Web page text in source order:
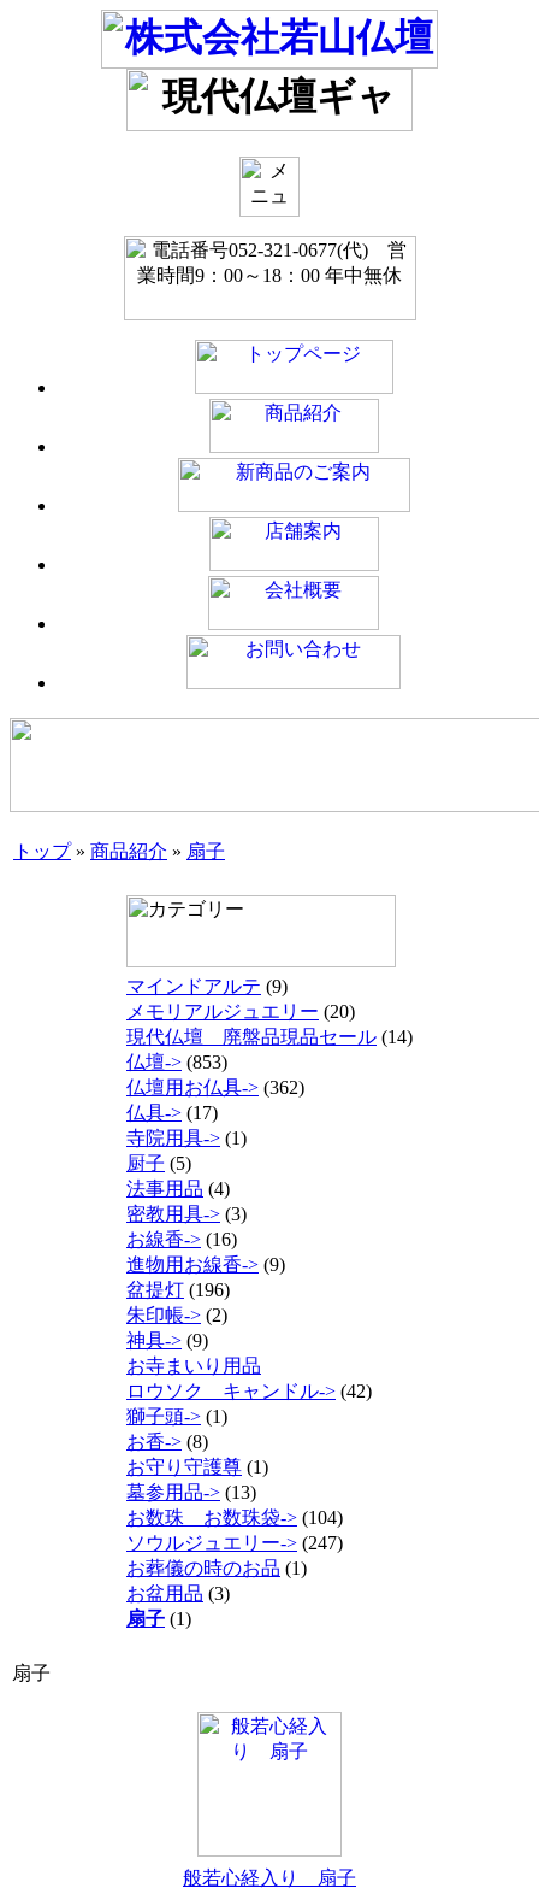
トップ» 商品紹介 » 扇子
マインドアルテ (9)
メモリアルジュエリー (20)
現代仏壇 廃盤品現品セール (14)
仏壇-> (853)
仏壇用お仏具-> (362)
仏具-> (17)
寺院用具-> (1)
厨子 (5)
法事用品 (4)
密教用具-> (3)
お線香-> (16)
進物用お線香-> (9)
盆提灯 (196)
朱印帳-> (2)
神具-> (9)
お寺まいり用品
ロウソク キャンドル-> (42)
獅子頭-> (1)
お香-> (8)
お守り守護尊 (1)
墓参用品-> (13)
お数珠 お数珠袋-> (104)
ソウルジュエリー-> (247)
お葬儀の時のお品 (1)
お盆用品 (3)
扇子 (1)
扇子
般若心経入り 扇子